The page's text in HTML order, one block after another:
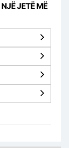
JETË MË